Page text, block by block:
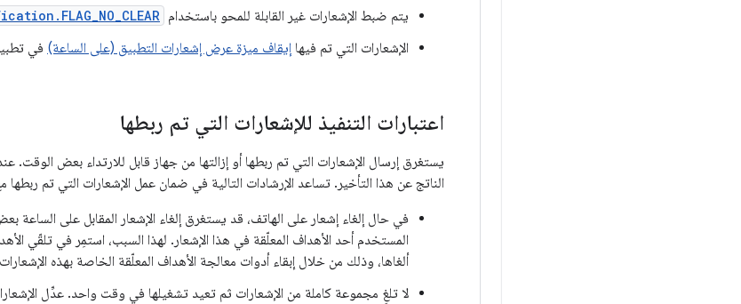
يتم ضبط الإشعارات غير القابلة للمحو باستخدام
الإشعارات التي تم فيها إيقاف ميزة عرض إشعارات التطبيق (على الساعة) في
اعتبارات التنفيذ للإشعارات التي تم ربطها
يستغرق إرسال الإشعارات التي تم ربطها أو إزالتها من جهاز قابل للارتداء بعض الوقت.
الناتج عن هذا التأخير. تساعد الإرشادات التالية في ضمان عمل الإشعارات التي تم ربطها
في حال إلغاء إشعار على الهاتف، قد يستغرق إلغاء الإشعار المقابل على
المستخدم أحد الأهداف المعلّقة في هذا الإشعار. لهذا السبب، استمِر في تلقّي
ألغاها، وذلك من خلال إبقاء أدوات معالجة الأهداف المعلّقة الخاصة بهذه
لا تلغِ مجموعة كاملة من الإشعارات ثم تعيد تشغيلها في وقت واحد. عدِّل